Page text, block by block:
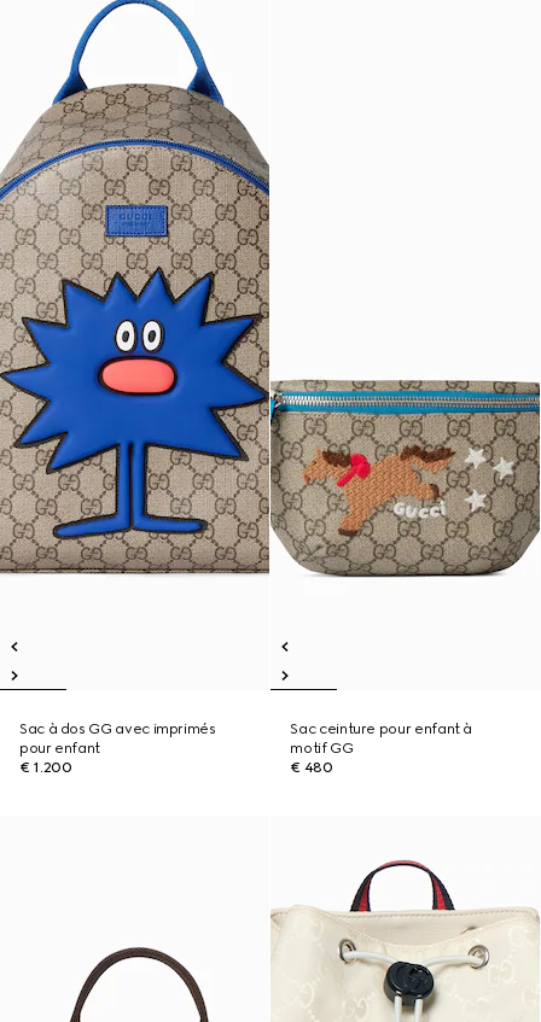
Sac à dos GG avec imprimés
pour enfant
€ 1.200
Sac ceinture pour enfant à
motif GG
€ 480